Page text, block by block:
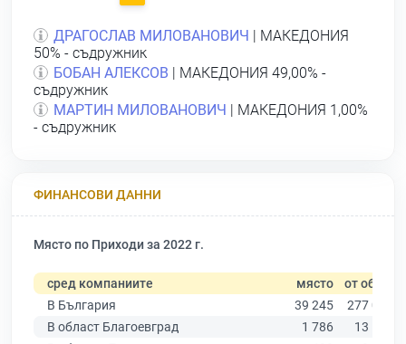
ДРАГОСЛАВ МИЛОВАНОВИЧ
| МАКЕДОНИЯ
50% - съдружник
БОБАН АЛЕКСОВ | МАКЕДОНИЯ 49,00% -
съдружник
МАРТИН МИЛОВАНОВИЧ
| МАКЕДОНИЯ 1,00%
- съдружник
ФИНАНСОВИ ДАННИ
Място по Приходи за 2022 г.
сред компаниите място от общо
В България
39 245
277 019
В област Благоевград
1 786
13 529